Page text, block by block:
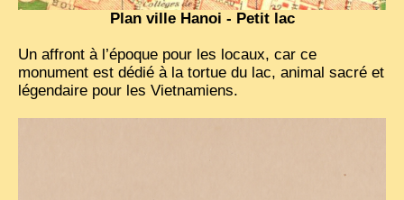
Plan ville Hanoi - Petit lac
Un affront à l’époque pour les locaux, car ce
monument est dédié à la tortue du lac, animal sacré et
légendaire pour les Vietnamiens.